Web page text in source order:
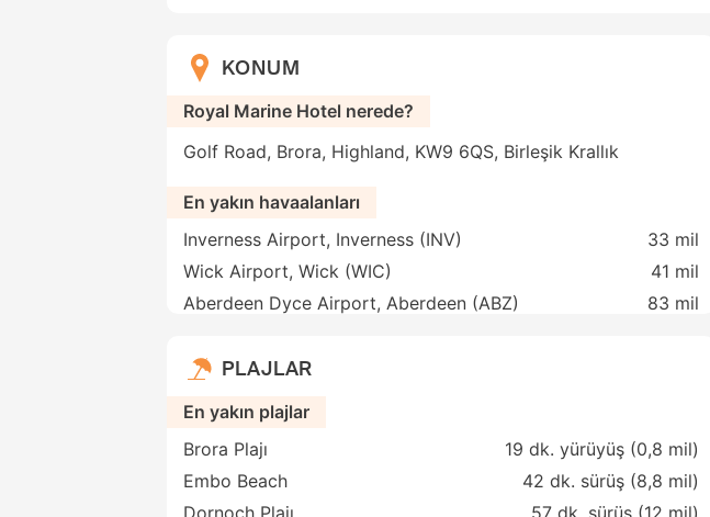
KONUM
Royal Marine Hotel nerede?
Golf Road, Brora, Highland, KW9 6QS, Birleşik Krallık
En yakın havaalanları
Inverness Airport, Inverness (INV)
33 mil
Wick Airport, Wick (WIC)
41 mil
Aberdeen Dyce Airport, Aberdeen (ABZ)
83 mil
PLAJLAR
En yakın plajlar
Brora Plajı
19 dk. yürüyüş (0,8 mil)
Embo Beach
42 dk. sürüş (8,8 mil)